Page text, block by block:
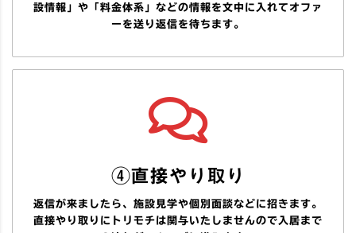
設情報」や「料金体系」などの情報を文中に入れてオファ
ーを送り返信を待ちます。
④直接やり取り
返信が来ましたら、施設見学や個別面談などに招きます。
直接やり取りにトリモチは関与いたしませんので入居まで